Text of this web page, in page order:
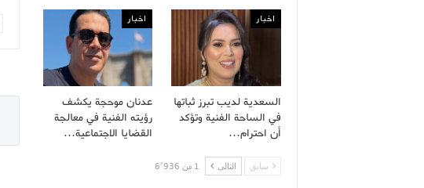
اخبار
السعدية لديب تبرز ثباتها
في الساحة الفنية وتؤكد
أن احترام…
اخبار
عدنان موحجة يكشف
رؤيته الفنية في معالجة
القضايا الاجتماعية…
سابق التالى 1 من 6٬936